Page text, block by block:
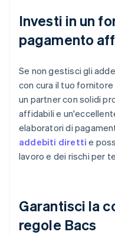
Investi in un
pagamento
Se non gestisci gli
con cura il tuo
un partner con solidi
affidabili e
elaboratori di
addebiti diretti e
lavoro e dei rischi per
Garantisci la
regole Bacs